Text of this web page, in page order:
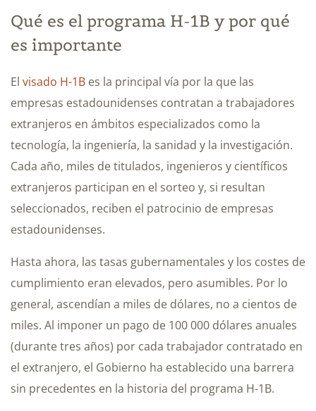
Qué es el programa H-1B y por qué
es importante
El visado H-1B es la principal vía por la que las
empresas estadounidenses contratan a trabajadores
extranjeros en ámbitos especializados como la
tecnología, la ingeniería, la sanidad y la investigación.
Cada año, miles de titulados, ingenieros y científicos
extranjeros participan en el sorteo y, si resultan
seleccionados, reciben el patrocinio de empresas
estadounidenses.
Hasta ahora, las tasas gubernamentales y los costes de
cumplimiento eran elevados, pero asumibles. Por lo
general, ascendían a miles de dólares, no a cientos de
miles. Al imponer un pago de 100 000 dólares anuales
(durante tres años) por cada trabajador contratado en
el extranjero, el Gobierno ha establecido una barrera
sin precedentes en la historia del programa H-1B.